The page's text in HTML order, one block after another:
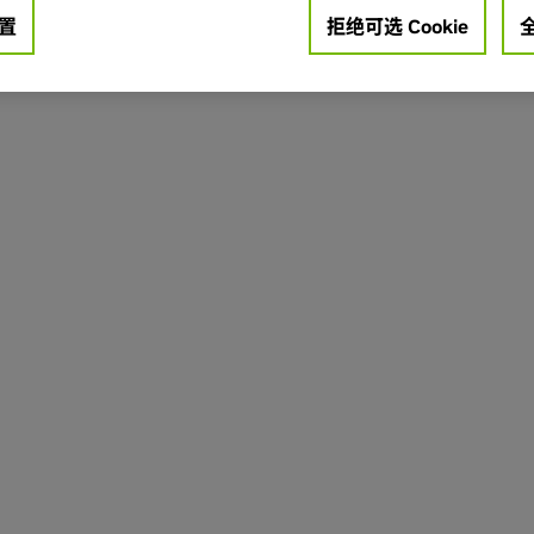
拒绝可选 Cookie